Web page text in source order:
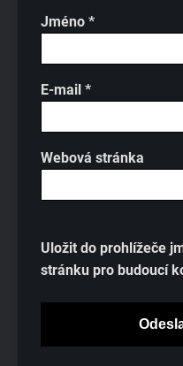
Jméno *
E-mail *
Webová stránka
Uložit do prohlížeče
stránku pro budoucí